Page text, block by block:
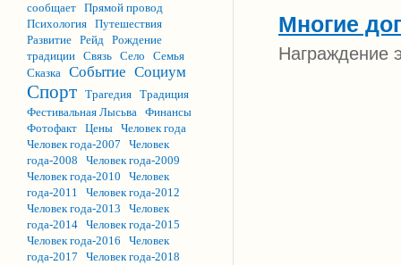
сообщает Прямой провод
Психология Путешествия
Развитие Рейд Рождение
традиции Связь Село
Семья
Сказка Событие Социум
Спорт Трагедия Традиция
Фестивальная Лысьва Финансы
Фотофакт Цены Человек года
Человек года-2007
Человек
года-2008
Человек года-2009
Человек года-2010
Человек
года-2011
Человек года-2012
Человек года-2013
Человек
года-2014 Человек года-2015
Человек года-2016
Человек
года-2017
Человек года-2018
Многие
Награждение